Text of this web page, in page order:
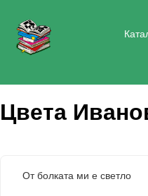
Цвета
От болката ми е светло